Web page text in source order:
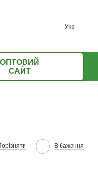
Укр
ОПТОВИЙ
САЙТ
В бажання